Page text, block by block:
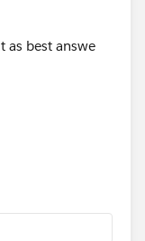
as best answe